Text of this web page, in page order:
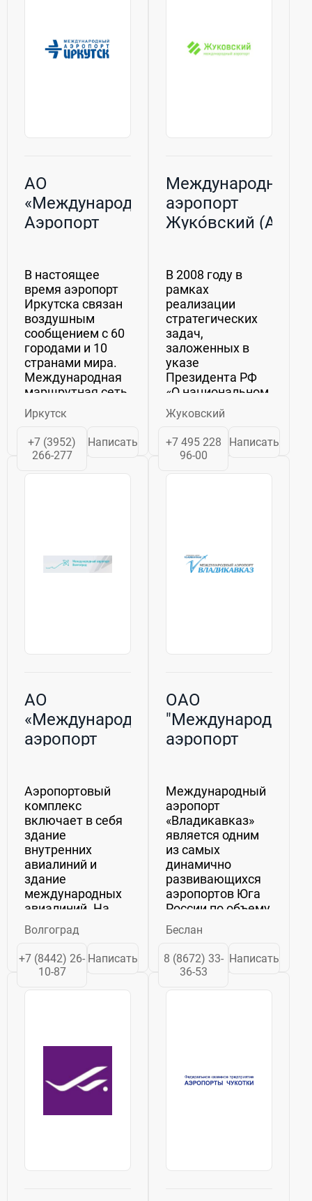
АО
«Международный
Аэропорт
В настоящее
время аэропорт
Иркутска связан
воздушным
сообщением с 60
городами и 10
странами мира.
Международная
маршрутная сеть
включает более
20 направлений
– от Южной
Кореи и Китая до
Аэропорт
Иркутск
+7 (3952)
266-277
Написать
Международный
аэропорт
Жуко́вский (АО
В 2008 году в
рамках
реализации
стратегических
задач,
заложенных в
указе
Президента РФ
«О национальном
центре
авиастроения»,
было принято
решение о
г.о.Жуковский
государственной
Жуковский
+7 495 228
96-00
Написать
АО
«Международный
аэропорт
Аэропортовый
комплекс
включает в себя
здание
внутренних
авиалиний и
здание
международных
авиалиний. На
первом этаже
здания
внутренних
авиалиний
ожидания,
повышенной
комфортности....
Волгоград
+7 (8442) 26-
10-87
Написать
ОАО
"Международный
аэропорт
Международный
аэропорт
«Владикавказ»
является одним
из самых
динамично
развивающихся
аэропортов Юга
России по объему
перевозок,
обеспечивая
полный спектр
услуг по
приема и выпуска
судов,...
Беслан
8 (8672) 33-
36-53
Написать